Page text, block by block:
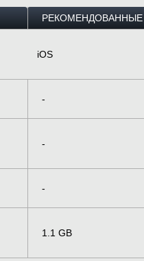
РЕКОМЕНДОВАННЫЕ
iOS
-
-
-
1.1 GB